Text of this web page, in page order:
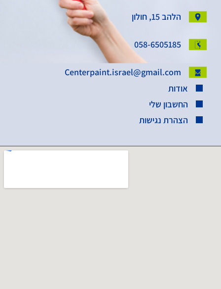
הלהב 15, חולון
058-6505185
Centerpaint.israel@gmail.com
אודות
החשבון שלי
הצהרת נגישות